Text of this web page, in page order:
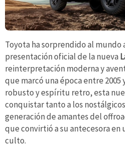
Toyota ha sorprendido al
presentación oficial de la nueva
reinterpretación moderna y
que marcó una época entre 2005
robusto y espíritu retro, esta
conquistar tanto a los
generación de amantes del
que convirtió a su antecesora
culto.